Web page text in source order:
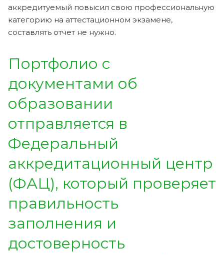
аккредитуемый повысил свою профессиональную
категорию на аттестационном экзамене,
составлять отчет не нужно.
Портфолио с
документами об
образовании
отправляется в
Федеральный
аккредитационный центр
(ФАЦ), который проверяет
правильность
заполнения и
достоверность